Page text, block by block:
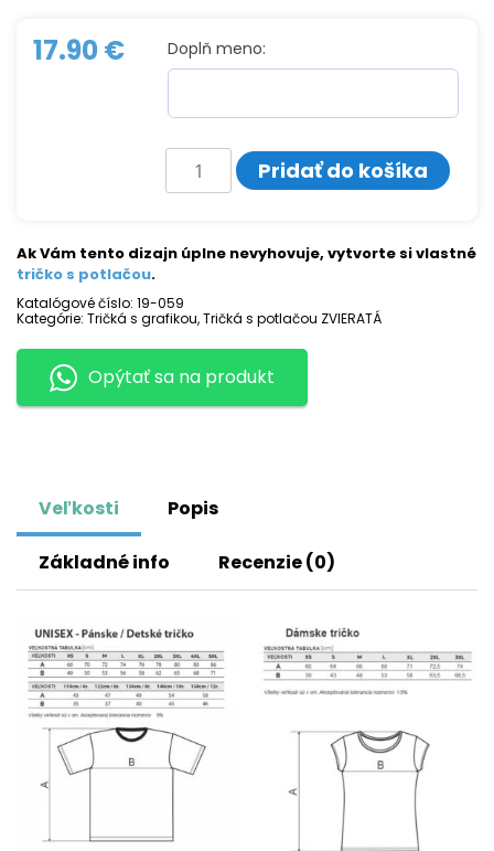
17.90€ Doplň meno:
množstvo
Tričko
s
Pridať do košíka
Ak Vám tento dizajn úplne nevyhovuje, vytvorte si vlastné
tričko s potlačou.
Katalógové číslo: 19-059
Kategórie: Tričká s grafikou,Tričká s potlačou ZVIERATÁ
Opýtať sa na produkt
Veľkosti Popis
Základné info Recenzie (0)